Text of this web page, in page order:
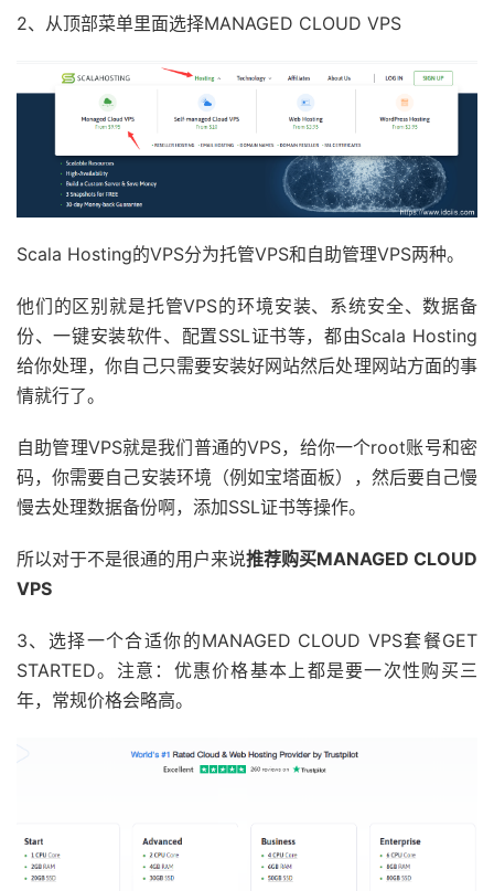
2、从顶部菜单里面选择MANAGED CLOUD VPS
Scala Hosting的VPS分为托管VPS和自助管理VPS两种。
他们的区别就是托管VPS的环境安装、系统安全、数据备
份、一键安装软件、配置SSL证书等，都由Scala Hosting
给你处理，你自己只需要安装好网站然后处理网站方面的事
情就行了。
自助管理VPS就是我们普通的VPS，给你一个root账号和密
码，你需要自己安装环境（例如宝塔面板），然后要自己慢
慢去处理数据备份啊，添加SSL证书等操作。
所以对于不是很通的用户来说推荐购买MANAGED CLOUD
VPS
3、选择一个合适你的MANAGED CLOUD VPS套餐GET
STARTED。注意：优惠价格基本上都是要一次性购买三
年，常规价格会略高。